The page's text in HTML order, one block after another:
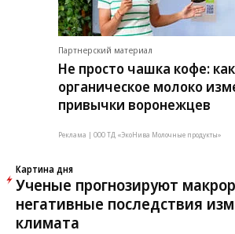
Партнерский материал
Не просто чашка кофе: как
органическое молоко
привычки воронежцев
Реклама | ООО ТД «ЭкоНива Молочные продукты»
Картина дня
Ученые прогнозируют
негативные последствия
климата